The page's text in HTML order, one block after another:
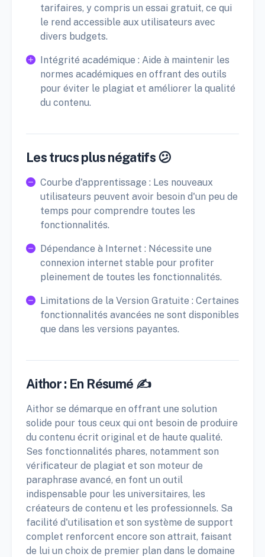
tarifaires, y compris un essai gratuit, ce qui
le rend accessible aux utilisateurs avec
divers budgets.
Intégrité académique : Aide à maintenir les
normes académiques en offrant des outils
pour éviter le plagiat et améliorer la qualité
du contenu.
Les trucs plus négatifs 😕
Courbe d'apprentissage : Les nouveaux
utilisateurs peuvent avoir besoin d'un peu de
temps pour comprendre toutes les
fonctionnalités.
Dépendance à Internet : Nécessite une
connexion internet stable pour profiter
pleinement de toutes les fonctionnalités.
Limitations de la Version Gratuite : Certaines
fonctionnalités avancées ne sont disponibles
que dans les versions payantes.
Aithor : En Résumé ✍️
Aithor se démarque en offrant une solution
solide pour tous ceux qui ont besoin de produire
du contenu écrit original et de haute qualité.
Ses fonctionnalités phares, notamment son
vérificateur de plagiat et son moteur de
paraphrase avancé, en font un outil
indispensable pour les universitaires, les
créateurs de contenu et les professionnels. Sa
facilité d'utilisation et son système de support
complet renforcent encore son attrait, faisant
de lui un choix de premier plan dans le domaine